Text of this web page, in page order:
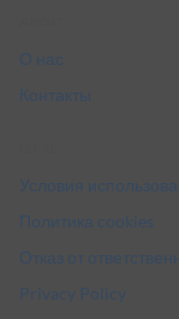
О нас
Контакты
Условия
Политика cookies
Отказ от
Privacy Policy